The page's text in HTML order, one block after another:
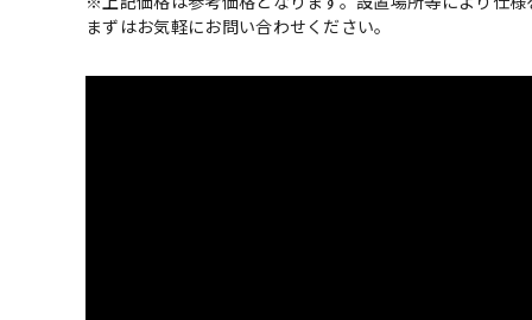
まずはお気軽にお問い合わせください。